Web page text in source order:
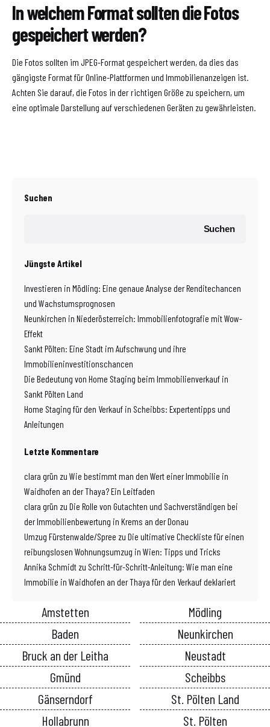
In welchem Format sollten die Fotos
gespeichert werden?
Die Fotos sollten im JPEG-Format gespeichert werden, da dies das
gängigste Format für Online-Plattformen und Immobilienanzeigen ist.
Achten Sie darauf, die Fotos in der richtigen Größe zu speichern, um
eine optimale Darstellung auf verschiedenen Geräten zu gewährleisten.
Suchen
Suchen
Jüngste Artikel
Investieren in Mödling: Eine genaue Analyse der Renditechancen
und Wachstumsprognosen
Neunkirchen in Niederösterreich: Immobilienfotografie mit Wow-
Effekt
Sankt Pölten: Eine Stadt im Aufschwung und ihre
Immobilieninvestitionschancen
Die Bedeutung von Home Staging beim Immobilienverkauf in
Sankt Pölten Land
Home Staging für den Verkauf in Scheibbs: Expertentipps und
Anleitungen
Letzte Kommentare
clara grün zu Wie bestimmt man den Wert einer Immobilie in
Waidhofen an der Thaya? Ein Leitfaden
clara grün zu Die Rolle von Gutachten und Sachverständigen bei
der Immobilienbewertung in Krems an der Donau
Umzug Fürstenwalde/Spree zu Die ultimative Checkliste für einen
reibungslosen Wohnungsumzug in Wien: Tipps und Tricks
Annika Schmidt zu Schritt-für-Schritt-Anleitung: Wie man eine
Immobilie in Waidhofen an der Thaya für den Verkauf deklariert
Amstetten
Baden
Bruck an der Leitha
Gmünd
Gänserndorf
Hollabrunn
Mödling
Neunkirchen
Neustadt
Scheibbs
St. Pölten Land
St. Pölten